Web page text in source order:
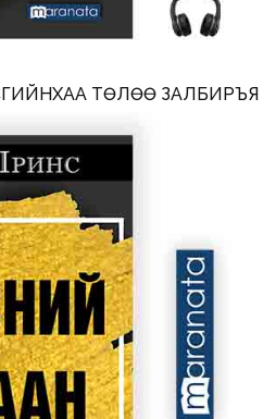
ТӨЛӨӨ ЗАЛБИРЪЯ